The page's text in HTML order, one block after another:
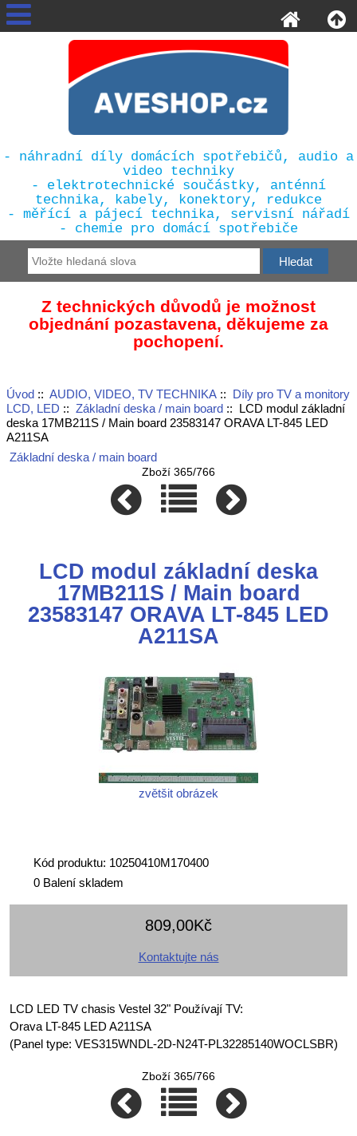
- náhradní díly domácích spotřebičů, audio a
video techniky
- elektrotechnické součástky, anténní
technika, kabely, konektory, redukce
- měřící a pájecí technika, servisní nářadí
- chemie pro domácí spotřebiče
Z technických důvodů je možnost
objednání pozastavena, děkujeme za
pochopení.
Úvod:: AUDIO, VIDEO, TV TECHNIKA:: Díly pro TV a monitory
LCD, LED :: Základní deska / main board:: LCD modul základní
deska 17MB211S / Main board 23583147 ORAVA LT-845 LED
A211SA
Základní deska / main board
Zboží 365/766
LCD modul základní deska
17MB211S / Main board
23583147 ORAVA LT-845 LED
A211SA
zvětšit obrázek
Kód produktu: 10250410M170400
0 Balení skladem
809,00Kč
Kontaktujte nás
LCD LED TV chasis Vestel 32" Používají TV:
Orava LT-845 LED A211SA
(Panel type: VES315WNDL-2D-N24T-PL32285140WOCLSBR)
Zboží 365/766